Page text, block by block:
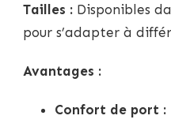
Tailles : Disponibles
pour s’adapter à
Avantages :
Confort de port :